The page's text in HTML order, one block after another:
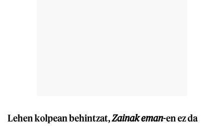
Lehen kolpean behintzat,Zainak eman-en ez da